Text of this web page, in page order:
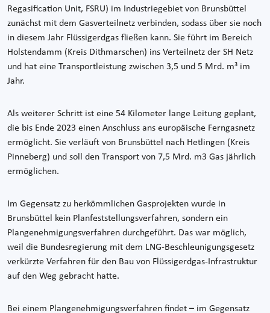
Regasification Unit, FSRU) im Industriegebiet von Brunsbüttel
zunächst mit dem Gasverteilnetz verbinden, sodass über sie noch
in diesem Jahr Flüssigerdgas fließen kann. Sie führt im Bereich
Holstendamm (Kreis Dithmarschen) ins Verteilnetz der SH Netz
und hat eine Transportleistung zwischen 3,5 und 5 Mrd. m³ im
Jahr.
Als weiterer Schritt ist eine 54 Kilometer lange Leitung geplant,
die bis Ende 2023 einen Anschluss ans europäische Ferngasnetz
ermöglicht. Sie verläuft von Brunsbüttel nach Hetlingen (Kreis
Pinneberg) und soll den Transport von 7,5 Mrd. m3 Gas jährlich
ermöglichen.
Im Gegensatz zu herkömmlichen Gasprojekten wurde in
Brunsbüttel kein Planfeststellungsverfahren, sondern ein
Plangenehmigungsverfahren durchgeführt. Das war möglich,
weil die Bundesregierung mit dem LNG-Beschleunigungsgesetz
verkürzte Verfahren für den Bau von Flüssigerdgas-Infrastruktur
auf den Weg gebracht hatte.
Bei einem Plangenehmigungsverfahren findet – im Gegensatz